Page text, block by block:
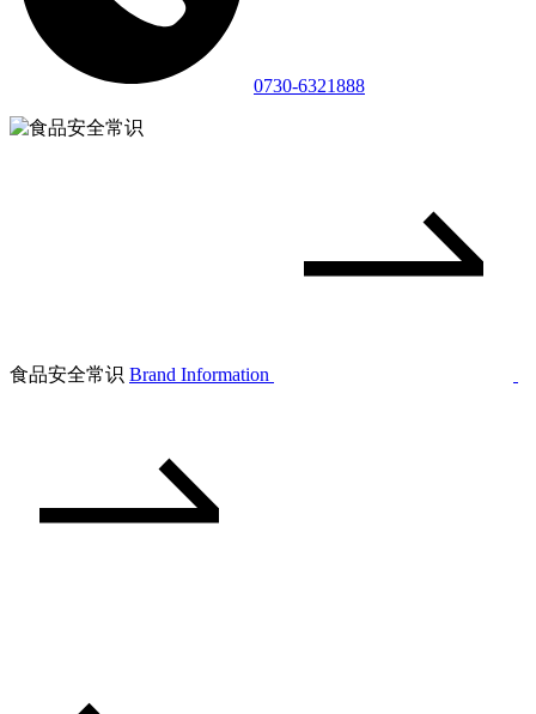
0730-6321888
食品安全常识 Brand Information